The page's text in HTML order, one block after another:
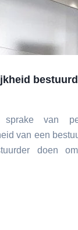
van
van een
doen